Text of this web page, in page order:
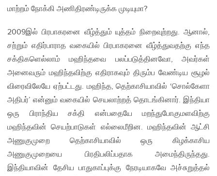
மாற்றம் நோக்கி அணிதிரண்டிருக்க முடியுமா?
2009இல் பிரபாகரனை வீழ்த்தும் யுத்தம் நிறைவுற்றது. ஆனால்,
சற்றும் எதிர்பாராத வகையில் பிரபாகரனை வீழ்த்துவதற்கு எந்த
சக்திகளெல்லாம் மஹிந்தவை பலப்படுத்தினவோ, அவர்கள்
அனைவரும் மஹிந்தவிற்கு எதிராகவும் திரும்ப வேண்டிய சூழல்
விரைவிலேயே ஏற்பட்டது. மஹிந்த, தெற்காசியாவில் ‘சொல்கேளா
அதிபர்’ என்னும் வகையில் செயலாற்றத் தொடங்கினார். இந்தியா
ஒரு பிராந்திய சக்தி என்பதையே மறந்துபோகுமளவிற்கு
மஹிந்தவின் செயற்பாடுகள் எல்லைமீறின. மஹிந்தவின் ஆட்சி
அணுகுமுறை தெற்காசியாவில் ஒரு கிழக்காசிய
அணுகுமுறையை பிரதிபலிப்பதாக அமைந்திருந்தது.
இந்தியாவின் தேசிய பாதுகாப்புக்கு நேரடியாகவே அச்சுறுத்தல்